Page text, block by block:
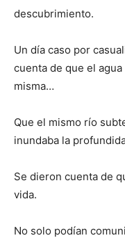
descubrimiento.
Un día caso por
cuenta de que el
misma…
Que el mismo río
inundaba la
Se dieron cuenta de
vida.
No solo podían